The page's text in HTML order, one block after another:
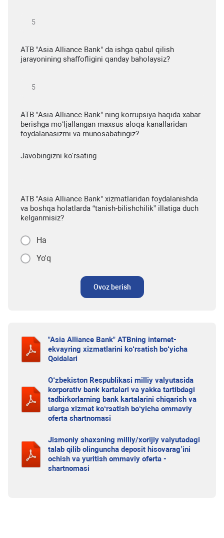
ATB "Asia Alliance Bank" da ishga qabul qilish
jarayonining shaffofligini qanday baholaysiz?
ATB "Asia Alliance Bank" ning korrupsiya haqida xabar
berishga mo‘ljallangan maxsus aloqa kanallaridan
foydalanasizmi va munosabatingiz?
Javobingizni ko'rsating
ATB "Asia Alliance Bank" xizmatlaridan foydalanishda
va boshqa holatlarda “tanish-bilishchilik” illatiga duch
kelganmisiz?
Ha
Yo'q
Ovoz berish
"Asia Alliance Bank" ATBning internet-
ekvayring xizmatlarini ko‘rsatish bo‘yicha
Qoidalari
O‘zbekiston Respublikasi milliy valyutasida
korporativ bank kartalari va yakka tartibdagi
tadbirkorlarning bank kartalarini chiqarish va
ularga xizmat ko‘rsatish bo‘yicha ommaviy
oferta shartnomasi
Jismoniy shaxsning milliy/xorijiy valyutadagi
talab qilib olinguncha deposit hisovarag’ini
ochish va yuritish ommaviy oferta -
shartnomasi